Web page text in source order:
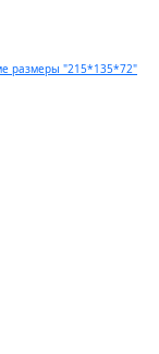
размеры "215*135*72"